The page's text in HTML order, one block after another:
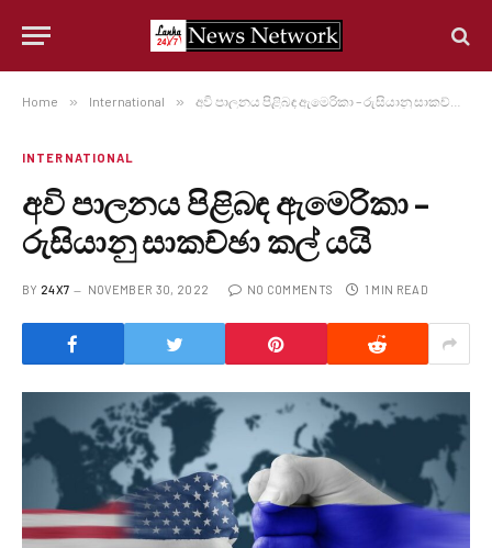
Home » International » අවි පාලනය පිළිබඳ ඇමෙරිකා – රුසියානු සාකච්ඡා කල් යයි
INTERNATIONAL
අවි පාලනය පිළිබඳ ඇමෙරිකා –
රුසියානු සාකච්ඡා කල් යයි
BY 24X7 NOVEMBER 30, 2022 NO COMMENTS 1 MIN READ